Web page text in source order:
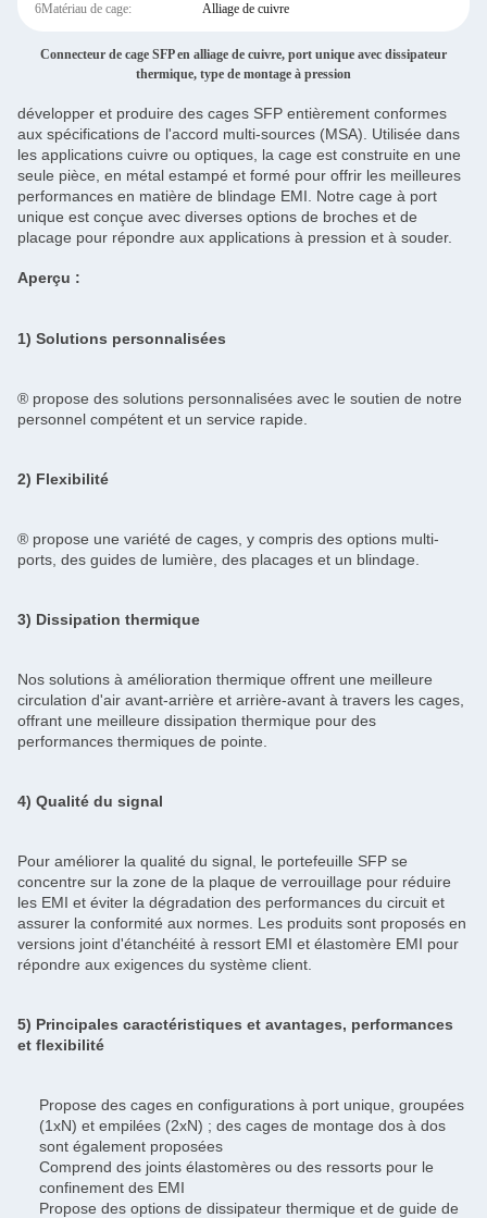
6Matériau de cage: Alliage de cuivre
Connecteur de cage SFP en alliage de cuivre, port unique avec dissipateur
thermique, type de montage à pression
développer et produire des cages SFP entièrement conformes
aux spécifications de l'accord multi-sources (MSA). Utilisée dans
les applications cuivre ou optiques, la cage est construite en une
seule pièce, en métal estampé et formé pour offrir les meilleures
performances en matière de blindage EMI. Notre cage à port
unique est conçue avec diverses options de broches et de
placage pour répondre aux applications à pression et à souder.
Aperçu :
1) Solutions personnalisées
® propose des solutions personnalisées avec le soutien de notre
personnel compétent et un service rapide.
2) Flexibilité
® propose une variété de cages, y compris des options multi-
ports, des guides de lumière, des placages et un blindage.
3) Dissipation thermique
Nos solutions à amélioration thermique offrent une meilleure
circulation d'air avant-arrière et arrière-avant à travers les cages,
offrant une meilleure dissipation thermique pour des
performances thermiques de pointe.
4) Qualité du signal
Pour améliorer la qualité du signal, le portefeuille SFP se
concentre sur la zone de la plaque de verrouillage pour réduire
les EMI et éviter la dégradation des performances du circuit et
assurer la conformité aux normes. Les produits sont proposés en
versions joint d'étanchéité à ressort EMI et élastomère EMI pour
répondre aux exigences du système client.
5) Principales caractéristiques et avantages, performances
et flexibilité
Propose des cages en configurations à port unique, groupées
(1xN) et empilées (2xN) ; des cages de montage dos à dos
sont également proposées
Comprend des joints élastomères ou des ressorts pour le
confinement des EMI
Propose des options de dissipateur thermique et de guide de